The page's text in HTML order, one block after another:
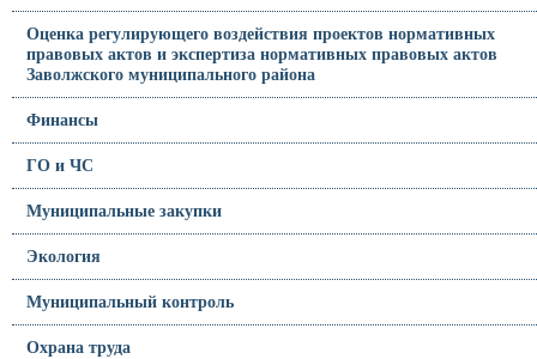
Оценка регулирующего воздействия проектов нормативных
правовых актов и экспертиза нормативных правовых актов
Заволжского муниципального района
Финансы
ГО и ЧС
Муниципальные закупки
Экология
Муниципальный контроль
Охрана труда